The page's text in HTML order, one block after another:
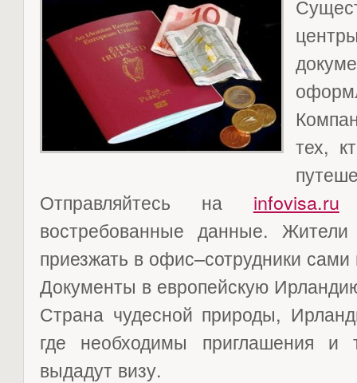
тех,
Отправляйтесь на infovisa.ru
востребованные данные.
приезжать в офис–сотрудники
Документы в европейскую
Страна чудесной природы,
где необходимы приглашения и
выдадут визу.